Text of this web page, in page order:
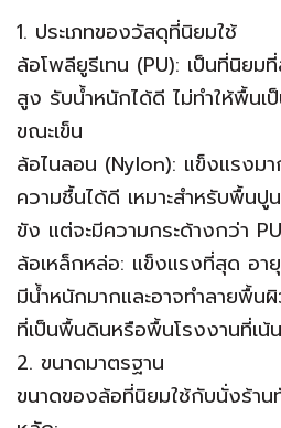
1. ประเภทของวัสดุที่นิยมใช้
ล้อโพลียูรีเทน (PU): เป็นที่นิยม
สูง รับน้ำหนักได้ดี ไม่ทำให้พื้นเ
ขณะเข็น
ล้อไนลอน (Nylon): แข็งแรงม
ความชื้นได้ดี เหมาะสำหรับพื้น
ขัง แต่จะมีความกระด้างกว่า PU
ล้อเหล็กหล่อ: แข็งแรงที่สุด อา
มีน้ำหนักมากและอาจทำลายพื้น
ที่เป็นพื้นดินหรือพื้นโรงงานที่เน้
​2. ขนาดมาตรฐาน
ขนาดของล้อที่นิยมใช้กับนั่งร้าน